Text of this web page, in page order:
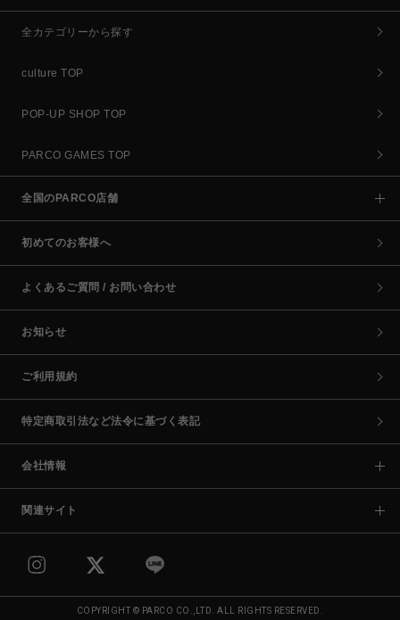
全カテゴリーから探す
culture TOP
POP-UP SHOP TOP
PARCO GAMES TOP
全国のPARCO店舗
初めてのお客様へ
よくあるご質問 / お問い合わせ
お知らせ
ご利用規約
特定商取引法など法令に基づく表記
会社情報
関連サイト
COPYRIGHT © PARCO CO.,LTD. ALL RIGHTS RESERVED.